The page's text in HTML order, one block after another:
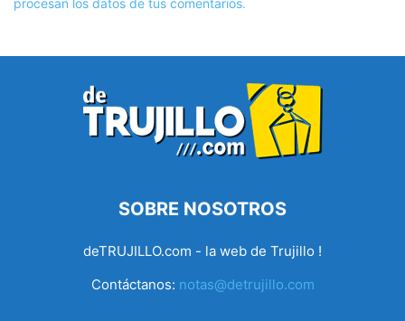
procesan los datos de tus comentarios.
SOBRE NOSOTROS
deTRUJILLO.com - la web de Trujillo !
Contáctanos: notas@detrujillo.com